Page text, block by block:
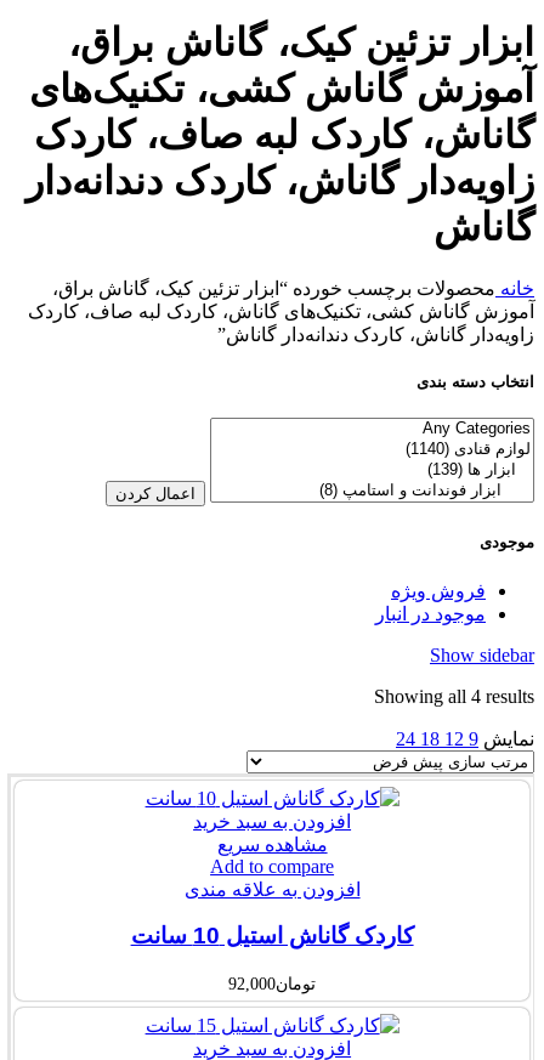
ابزار تزئین کیک، گاناش براق،
آموزش گاناش کشی، تکنیک‌های
گاناش، کاردک لبه صاف، کاردک
زاویه‌دار گاناش، کاردک دندانه‌دار
گاناش
خانه محصولات برچسب خورده “ابزار تزئین کیک، گاناش براق،
آموزش گاناش کشی، تکنیک‌های گاناش، کاردک لبه صاف، کاردک
زاویه‌دار گاناش، کاردک دندانه‌دار گاناش”
انتخاب دسته بندی
اعمال کردن
موجودی
فروش ویژه
موجود در انبار
Show sidebar
Showing all 4 results
نمایش 9
12
18
24
افزودن به سبد خرید
مشاهده سریع
Add to compare
افزودن به علاقه مندی
کاردک گاناش استیل 10 سانت
تومان92,000
افزودن به سبد خرید